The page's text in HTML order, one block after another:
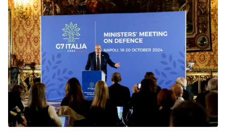
Video Shorts video
VTV Money VTV Thể thao
VTV Sức khoẻ Bất động sản
Thị trường 24h Tấm lòng Việt
VTV4 Vươn mình bằng AI